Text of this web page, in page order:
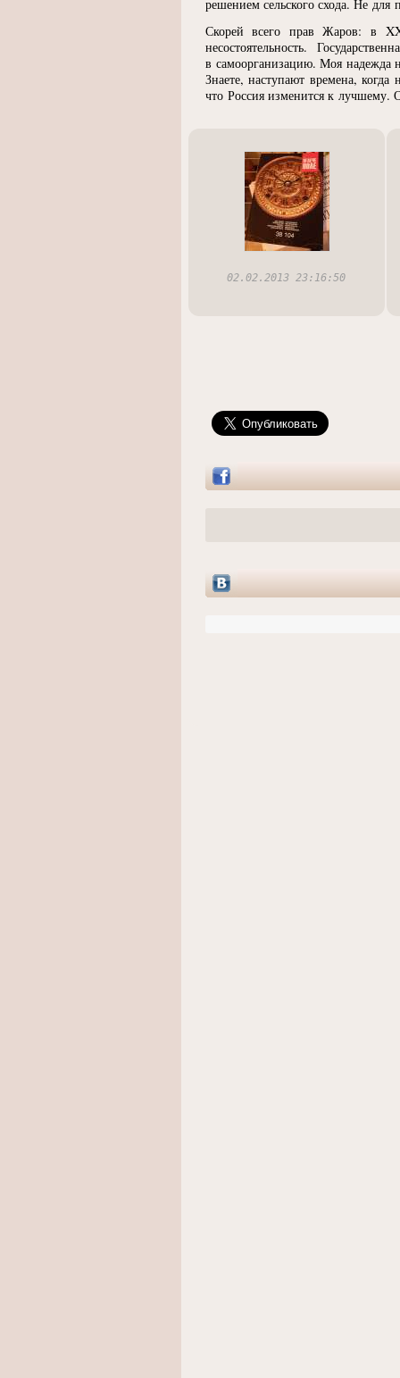
решением сельского схода. Не
Скорей всего прав Жаров: в
несостоятельность.
в самоорганизацию. Моя надежда
Знаете, наступают времена,
что Россия изменится к лучшему.
02.02.2013 23:16:50